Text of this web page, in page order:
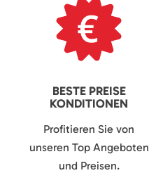
BESTE PREISE
KONDITIONEN
Profitieren Sie von
unseren Top Angeboten
und Preisen.